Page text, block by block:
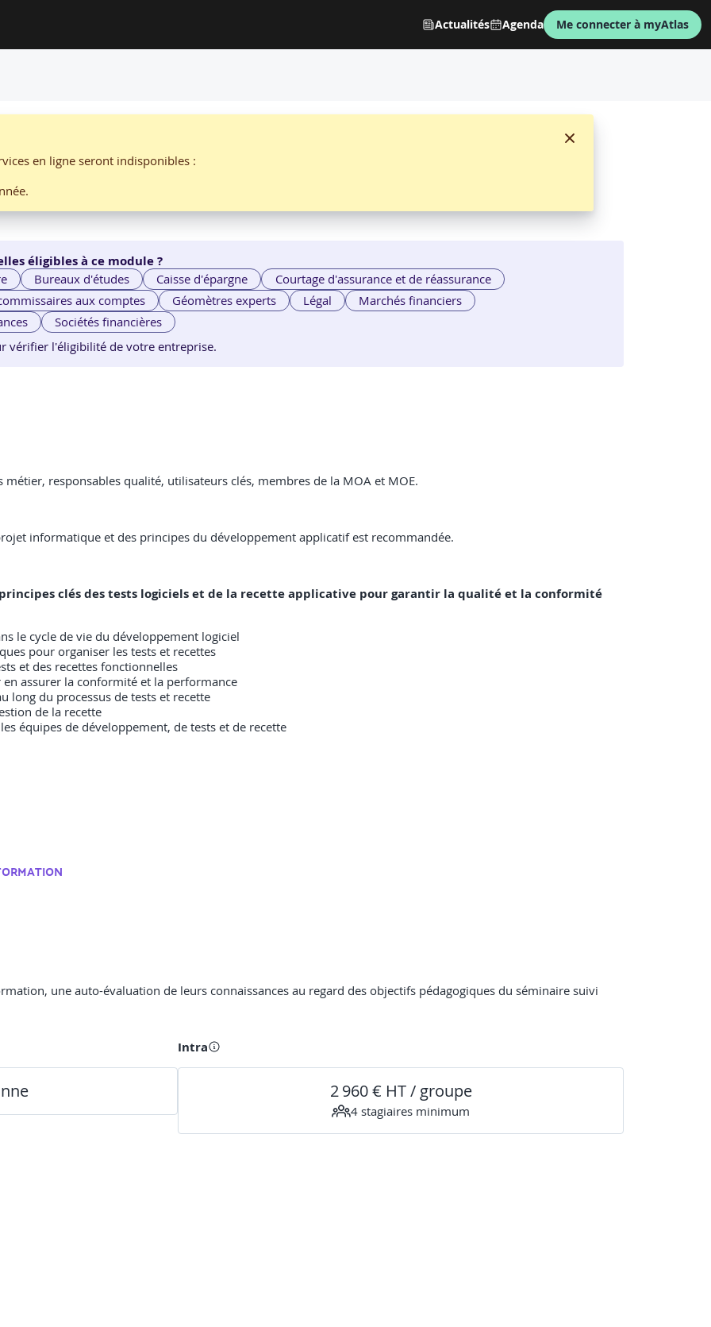
Actualités Agenda Me connecter à myAtlas
en ligne seront indisponibles :
PAR M2I FORMATION
et de la recette applicative
éligibles à ce module ?
Bureaux d'études Caisse d'épargne
Courtage d'assurance et de réassurance
aux comptes Géomètres experts Légal
Marchés financiers
Sociétés financières
vérifier l'éligibilité de votre entreprise.
responsables qualité, utilisateurs clés, membres de la MOA et MOE.
informatique et des principes du développement applicatif est recommandée.
clés des tests logiciels et de la recette applicative pour garantir la qualité et la conformité
le cycle de vie du développement logiciel
pour organiser les tests et recettes
et des recettes fonctionnelles
assurer la conformité et la performance
long du processus de tests et recette
de la recette
équipes de développement, de tests et de recette
une auto-évaluation de leurs connaissances au regard des objectifs pédagogiques du séminaire suivi
Intra
2 960 € HT / groupe
4 stagiaires minimum